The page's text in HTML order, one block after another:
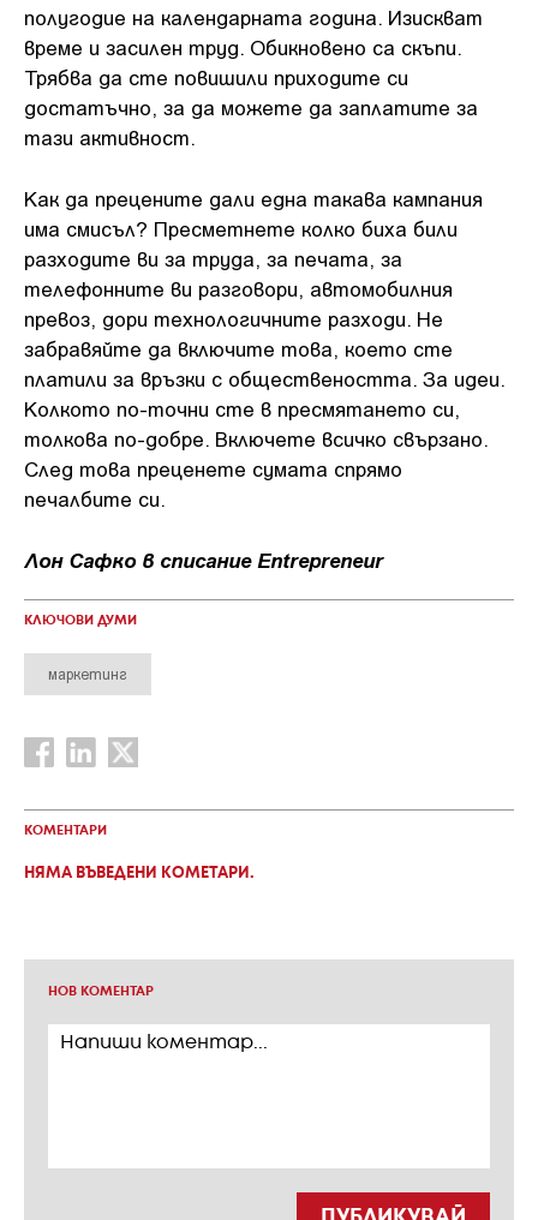
полугодие на календарната година. Изискват
време и засилен труд. Обикновено са скъпи.
Трябва да сте повишили приходите си
достатъчно, за да можете да заплатите за
тази активност.
Как да прецените дали една такава кампания
има смисъл? Пресметнете колко биха били
разходите ви за труда, за печата, за
телефонните ви разговори, автомобилния
превоз, дори технологичните разходи. Не
забравяйте да включите това, което сте
платили за връзки с обществеността. За идеи.
Колкото по-точни сте в пресмятането си,
толкова по-добре. Включете всичко свързано.
След това преценете сумата спрямо
печалбите си.
Лон Сафко в списание Entrepreneur
КЛЮЧОВИ ДУМИ
маркетинг
КОМЕНТАРИ
НЯМА ВЪВЕДЕНИ КОМЕТАРИ.
НОВ КОМЕНТАР